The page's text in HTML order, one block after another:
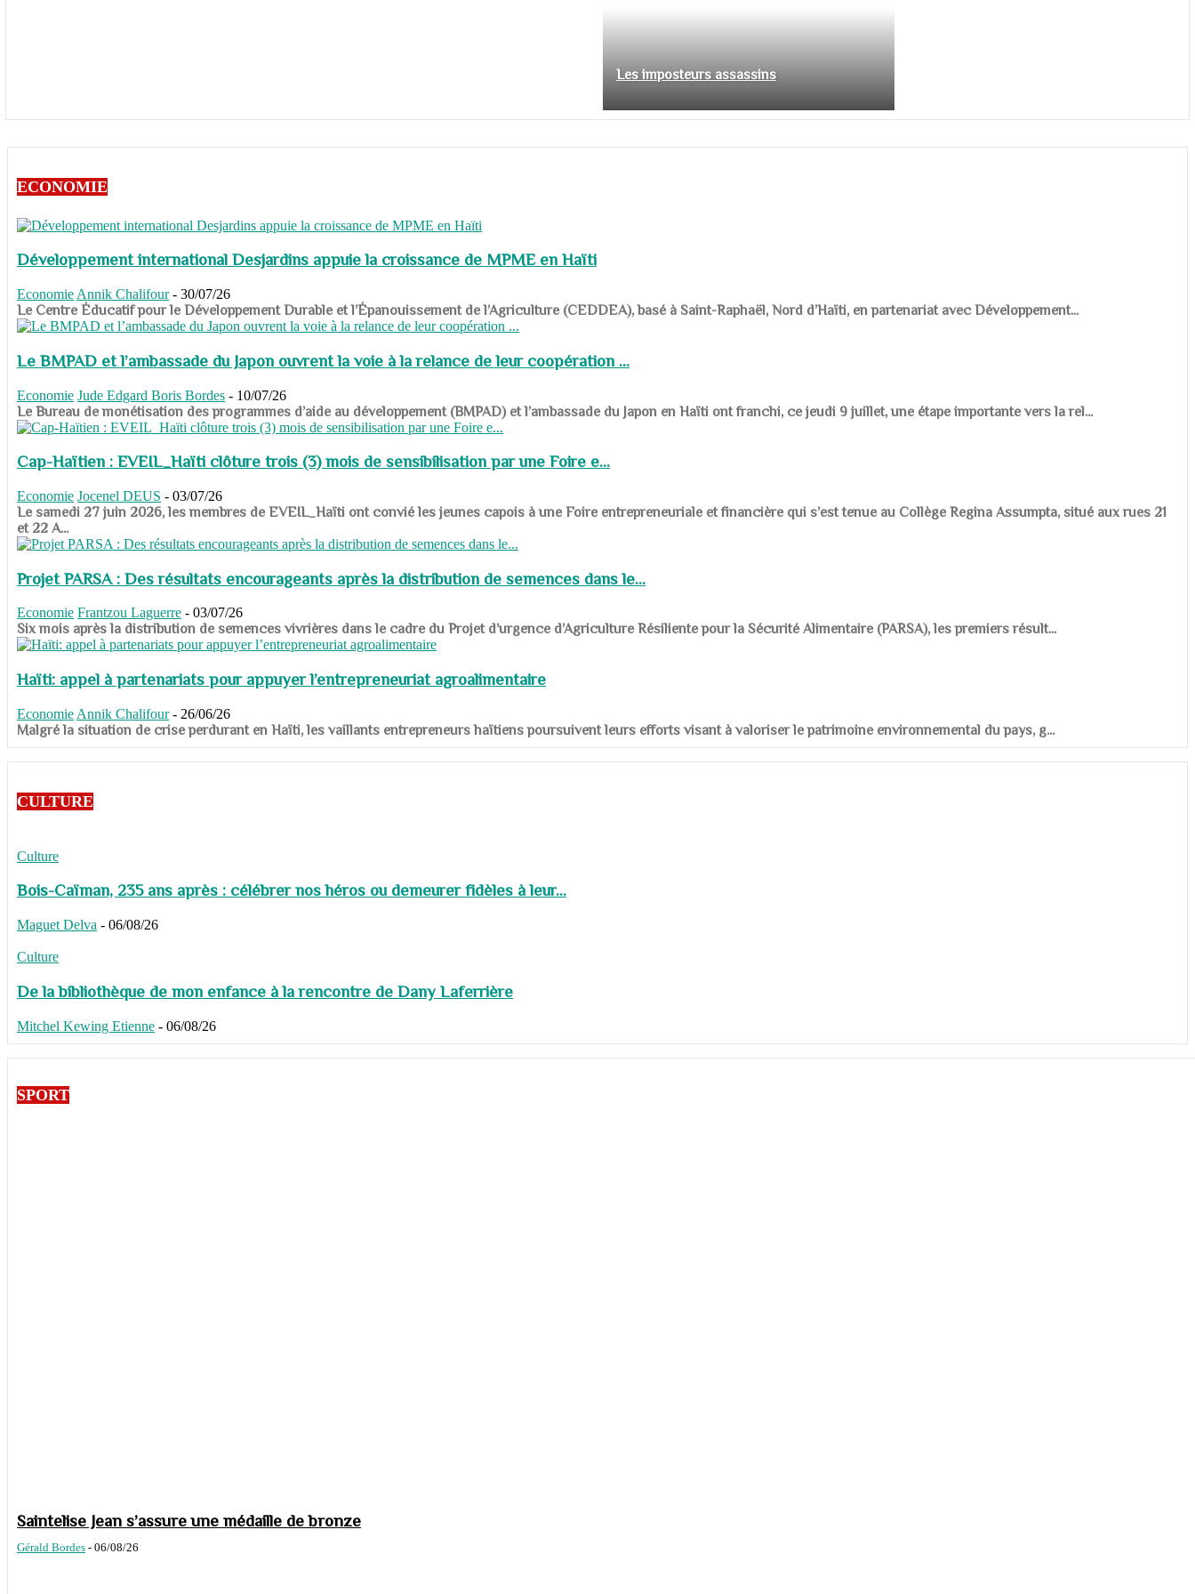
Les imposteurs assassins
ECONOMIE
Développement international Desjardins appuie la croissance de MPME en Haïti
Economie Annik Chalifour - 30/07/26
​​​​​​​Le Centre Éducatif pour le Développement Durable et l’Épanouissement de l’Agriculture (CEDDEA), basé à Saint-Raphaël, Nord d’Haïti, en partenariat avec Développement...
Le BMPAD et l’ambassade du Japon ouvrent la voie à la relance de leur coopération ...
Economie Jude Edgard Boris Bordes - 10/07/26
​​​​​​​Le Bureau de monétisation des programmes d’aide au développement (BMPAD) et l’ambassade du Japon en Haïti ont franchi, ce jeudi 9 juillet, une étape importante vers la rel...
Cap-Haïtien : EVEIL_Haïti clôture trois (3) mois de sensibilisation par une Foire e...
Economie Jocenel DEUS - 03/07/26
Le samedi 27 juin 2026, les membres de EVEIL_Haïti ont convié les jeunes capois à une Foire entrepreneuriale et financière qui s’est tenue au Collège Regina Assumpta, situé aux rues 21
et 22 A...
Projet PARSA : Des résultats encourageants après la distribution de semences dans le...
Economie Frantzou Laguerre - 03/07/26
​​​​​​​Six mois après la distribution de semences vivrières dans le cadre du Projet d’urgence d’Agriculture Résiliente pour la Sécurité Alimentaire (PARSA), les premiers résult...
Haïti: appel à partenariats pour appuyer l’entrepreneuriat agroalimentaire
Economie Annik Chalifour - 26/06/26
​​​​​​​Malgré la situation de crise perdurant en Haïti, les vaillants entrepreneurs haïtiens poursuivent leurs efforts visant à valoriser le patrimoine environnemental du pays, g...
CULTURE
Culture
Bois-Caïman, 235 ans après : célébrer nos héros ou demeurer fidèles à leur...
Maguet Delva - 06/08/26
Culture
De la bibliothèque de mon enfance à la rencontre de Dany Laferrière
Mitchel Kewing Etienne - 06/08/26
SPORT
Saintelise Jean s’assure une médaille de bronze
Gérald Bordes - 06/08/26